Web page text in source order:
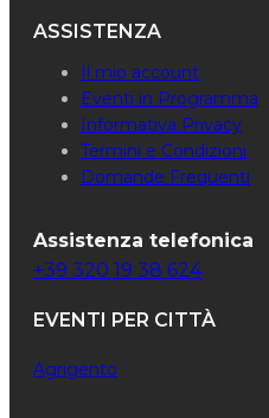
ASSISTENZA
Il mio account
Eventi in Programma
Informativa Privacy
Termini e Condizioni
Domande Frequenti
Assistenza telefonica
+39 320 19 38 624
EVENTI PER CITTÀ
Agrigento